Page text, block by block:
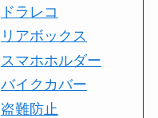
ドラレコ
リアボックス
スマホホルダー
バイクカバー
盗難防止